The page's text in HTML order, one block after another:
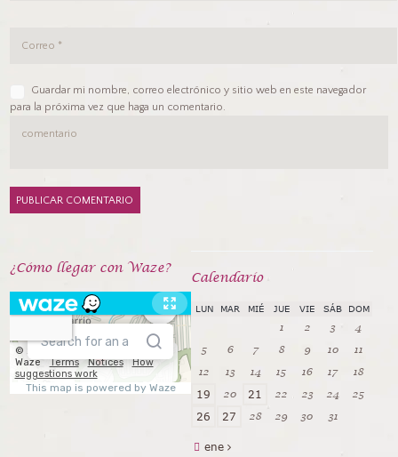
Guardar mi nombre, correo electrónico y sitio web en este navegador
para la próxima vez que haga un comentario.
¿Cómo llegar con Waze?
Calendarío
LUN MAR MIÉ JUE VIE SÁB DOM
1 2 3
4
5
6 7 8 9 10
11
12
13 14 15 16 17 18
19 20 21 22 23 24 25
26 27 28 29 30 31
ene